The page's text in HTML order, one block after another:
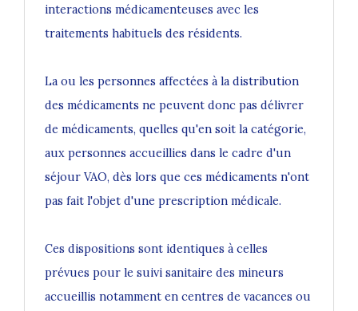
interactions médicamenteuses avec les
traitements habituels des résidents.
La ou les personnes affectées à la distribution
des médicaments ne peuvent donc pas délivrer
de médicaments, quelles qu'en soit la catégorie,
aux personnes accueillies dans le cadre d'un
séjour VAO, dès lors que ces médicaments n'ont
pas fait l'objet d'une prescription médicale.
Ces dispositions sont identiques à celles
prévues pour le suivi sanitaire des mineurs
accueillis notamment en centres de vacances ou